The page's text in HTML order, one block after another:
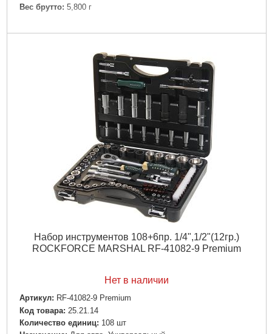
Вес брутто: 5,800 г
Подробнее...
Набор инструментов 108+6пр. 1/4",1/2"(12гр.)
ROCKFORCE MARSHAL RF-41082-9 Premium
Нет в наличии
Артикул: RF-41082-9 Premium
Код товара: 25.21.14
Количество единиц: 108 шт